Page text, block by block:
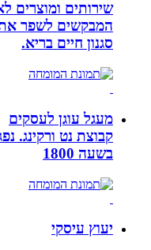
שירותים ומוצרים
המבקשים לשפר את
סגנון חיים בריא.
מעגל עוגן לעסקים
קבוצת נט ורקינג.
בשעה 1800
יעוץ עיסקי